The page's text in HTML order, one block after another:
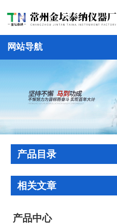
网站导航
产品目录
相关文章
产品中心